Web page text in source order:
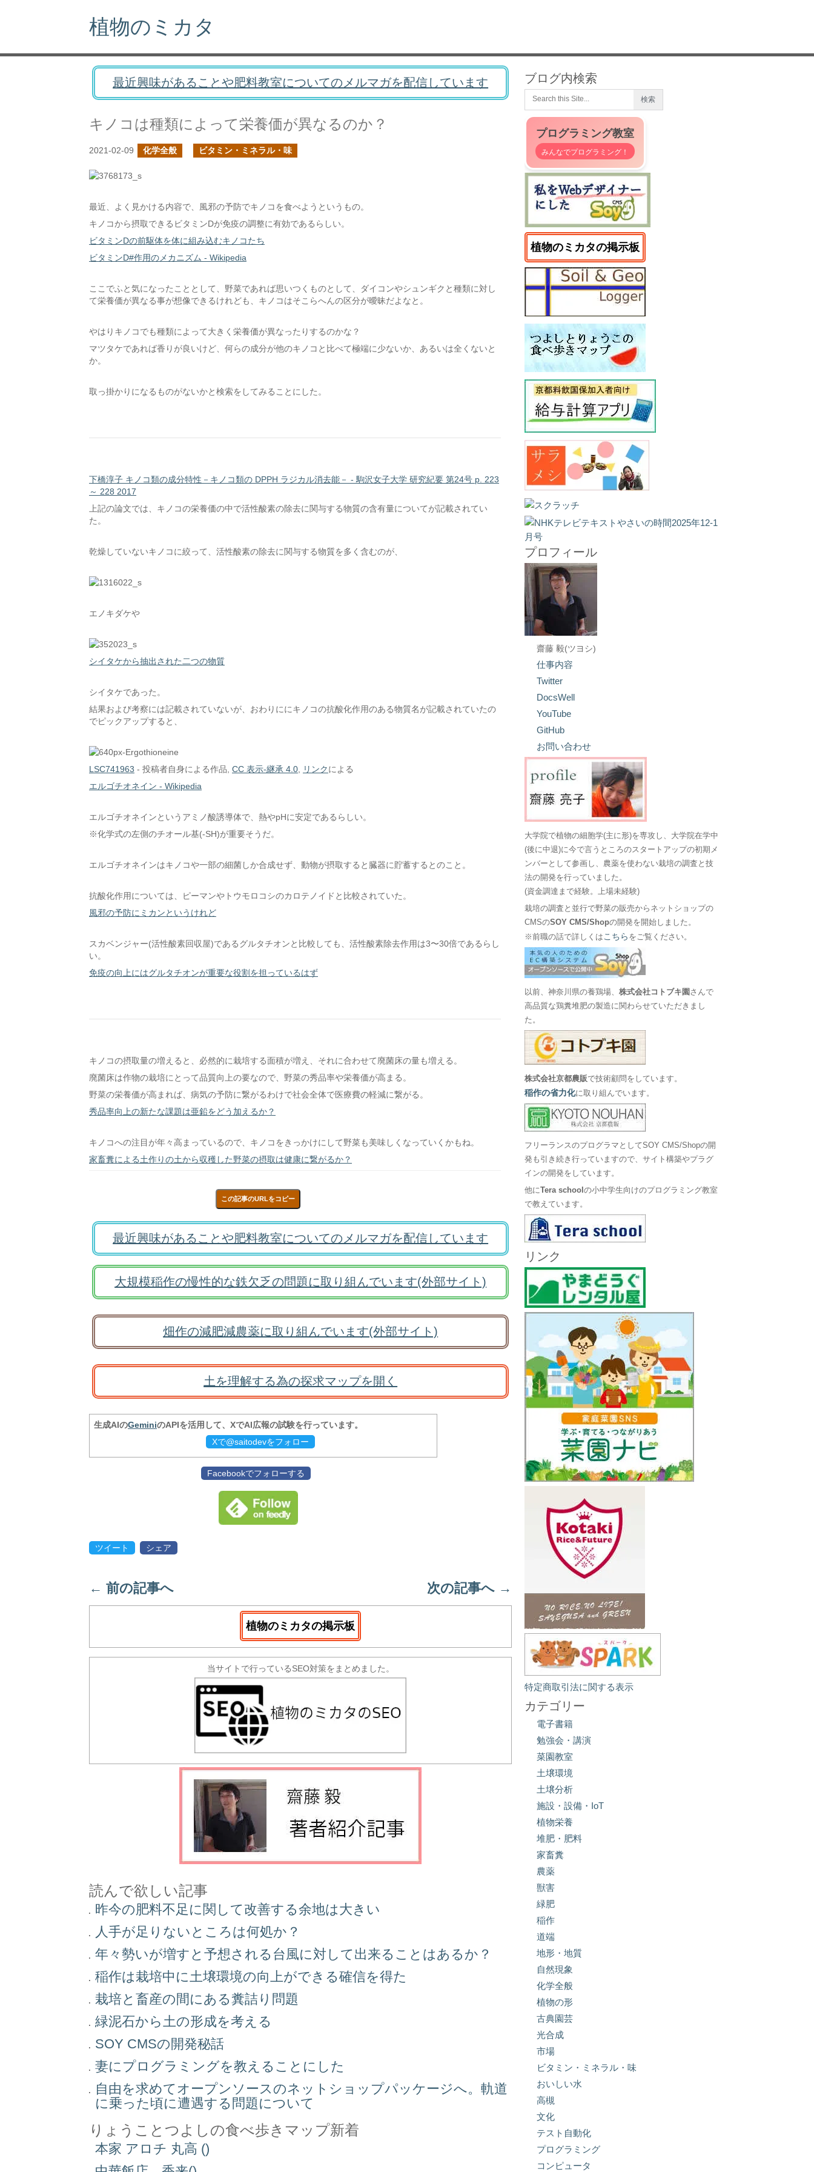
植物のミカタ
最近興味があることや肥料教室についてのメルマガを配信しています
キノコは種類によって栄養価が異なるのか？
2021-02-09 化学全般 ビタミン・ミネラル・味
最近、よく見かける内容で、風邪の予防でキノコを食べようというもの。
キノコから摂取できるビタミンDが免疫の調整に有効であるらしい。
ビタミンDの前駆体を体に組み込むキノコたち
ビタミンD#作用のメカニズム - Wikipedia
ここでふと気になったこととして、野菜であれば思いつくものとして、ダイコンやシュンギクと種類に対し
て栄養価が異なる事が想像できるけれども、キノコはそこらへんの区分が曖昧だよなと。
やはりキノコでも種類によって大きく栄養価が異なったりするのかな？
マツタケであれば香りが良いけど、何らの成分が他のキノコと比べて極端に少ないか、あるいは全くないと
か。
取っ掛かりになるものがないかと検索をしてみることにした。
下橋淳子 キノコ類の成分特性－キノコ類の DPPH ラジカル消去能－ - 駒沢女子大学 研究紀要 第24号 p. 223
～ 228 2017
上記の論文では、キノコの栄養価の中で活性酸素の除去に関与する物質の含有量についてが記載されてい
た。
乾燥していないキノコに絞って、活性酸素の除去に関与する物質を多く含むのが、
エノキダケや
シイタケから抽出された二つの物質
シイタケであった。
結果および考察には記載されていないが、おわりににキノコの抗酸化作用のある物質名が記載されていたの
でピックアップすると、
LSC741963 - 投稿者自身による作品 CC 表示-継承 4.0 リンクによる
エルゴチオネイン - Wikipedia
エルゴチオネインというアミノ酸誘導体で、熱やpHに安定であるらしい。
※化学式の左側のチオール基(-SH)が重要そうだ。
エルゴチオネインはキノコや一部の細菌しか合成せず、動物が摂取すると臓器に貯蓄するとのこと。
抗酸化作用については、ピーマンやトウモロコシのカロテノイドと比較されていた。
風邪の予防にミカンというけれど
スカベンジャー(活性酸素回収屋)であるグルタチオンと比較しても、活性酸素除去作用は3〜30倍であるらし
い。
免疫の向上にはグルタチオンが重要な役割を担っているはず
キノコの摂取量の増えると、必然的に栽培する面積が増え、それに合わせて廃菌床の量も増える。
廃菌床は作物の栽培にとって品質向上の要なので、野菜の秀品率や栄養価が高まる。
野菜の栄養価が高まれば、病気の予防に繋がるわけで社会全体で医療費の軽減に繋がる。
秀品率向上の新たな課題は亜鉛をどう加えるか？
キノコへの注目が年々高まっているので、キノコをきっかけにして野菜も美味しくなっていくかもね。
家畜糞による土作りの土から収穫した野菜の摂取は健康に繋がるか？
この記事のURLをコピー
最近興味があることや肥料教室についてのメルマガを配信しています
大規模稲作の慢性的な鉄欠乏の問題に取り組んでいます(外部サイト)
畑作の減肥減農薬に取り組んでいます(外部サイト)
土を理解する為の探求マップを開く
生成AIのGeminiのAPIを活用して、XでAI広報の試験を行っています。
Xで@saitodevをフォロー
Facebookでフォローする
ツイート シェア
← 前の記事へ 次の記事へ →
植物のミカタの掲示板
当サイトで行っているSEO対策をまとめました。
読んで欲しい記事
昨今の肥料不足に関して改善する余地は大きい
人手が足りないところは何処か？
年々勢いが増すと予想される台風に対して出来ることはあるか？
稲作は栽培中に土壌環境の向上ができる確信を得た
栽培と畜産の間にある糞詰り問題
緑泥石から土の形成を考える
SOY CMSの開発秘話
妻にプログラミングを教えることにした
自由を求めてオープンソースのネットショップパッケージへ。軌道
に乗った頃に遭遇する問題について
りょうことつよしの食べ歩きマップ新着
本家 アロチ 丸高 ()
ブログ内検索
プログラミング教室
みんなでプログラミング！
植物のミカタの掲示板
プロフィール
齋藤 毅(ツヨシ)
仕事内容
Twitter
DocsWell
YouTube
GitHub
お問い合わせ
大学院で植物の細胞学(主に形)を専攻し、大学院在学中
(後に中退)に今で言うところのスタートアップの初期メ
ンバーとして参画し、農薬を使わない栽培の調査と技
法の開発を行っていました。
(資金調達まで経験。上場未経験)
栽培の調査と並行で野菜の販売からネットショップの
CMSのSOY CMS/Shopの開発を開始しました。
※前職の話で詳しくは こちら をご覧ください。
以前、神奈川県の養鶏場、株式会社コトブキ園 さんで
高品質な鶏糞堆肥の製造に関わらせていただきまし
た。
株式会社京都農販で技術顧問をしています。
稲作の省力化に取り組んでいます。
フリーランスのプログラマとしてSOY CMS/Shopの開
発も引き続き行っていますので、サイト構築やプラグ
インの開発をしています。
他にTera schoolの小中学生向けのプログラミング教室
で教えています。
リンク
特定商取引法に関する表示
カテゴリー
電子書籍
勉強会・講演
菜園教室
土壌環境
土壌分析
施設・設備・IoT
植物栄養
堆肥・肥料
家畜糞
農薬
獣害
緑肥
稲作
道端
地形・地質
自然現象
化学全般
植物の形
古典園芸
光合成
市場
ビタミン・ミネラル・味
おいしい水
高槻
文化
テスト自動化
プログラミング
コンピュータ